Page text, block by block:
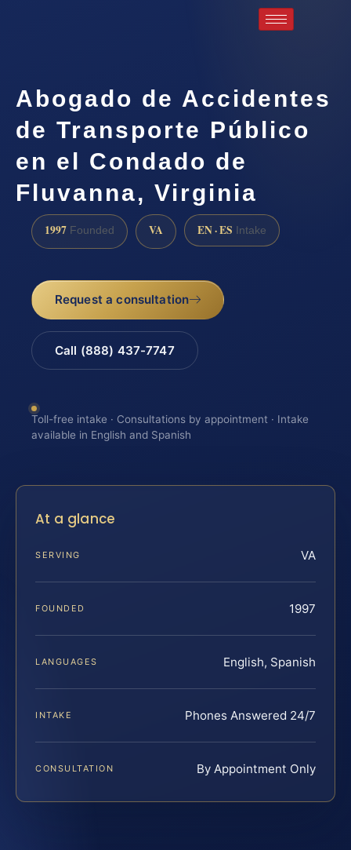
Abogado de Accidentes
de Transporte Público
en el Condado de
Fluvanna, Virginia
1997 Founded VA EN · ES Intake
Request a consultation
Call (888) 437-7747
Toll-free intake · Consultations by appointment · Intake
available in English and Spanish
At a glance
SERVING VA
FOUNDED 1997
LANGUAGES English, Spanish
INTAKE Phones Answered 24/7
CONSULTATION By Appointment Only